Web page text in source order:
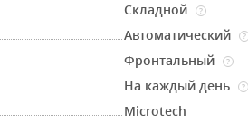
Складной ?
Автоматический ?
Фронтальный
?
На каждый день ?
Microtech